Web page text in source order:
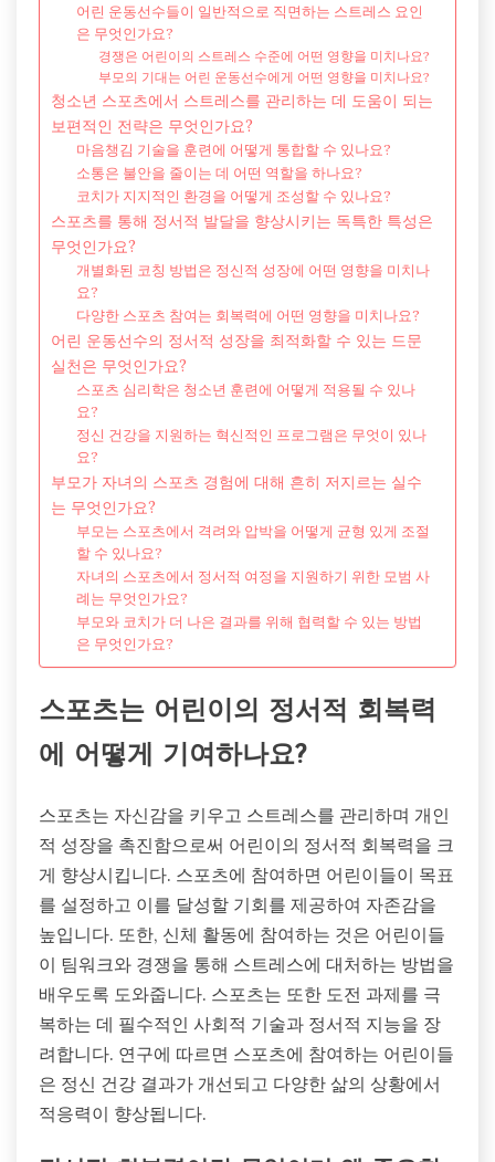
어린 운동선수들이 일반적으로 직면하는 스트레스 요인
은 무엇인가요?
경쟁은 어린이의 스트레스 수준에 어떤 영향을 미치나요?
부모의 기대는 어린 운동선수에게 어떤 영향을 미치나요?
청소년 스포츠에서 스트레스를 관리하는 데 도움이 되는
보편적인 전략은 무엇인가요?
마음챙김 기술을 훈련에 어떻게 통합할 수 있나요?
소통은 불안을 줄이는 데 어떤 역할을 하나요?
코치가 지지적인 환경을 어떻게 조성할 수 있나요?
스포츠를 통해 정서적 발달을 향상시키는 독특한 특성은
무엇인가요?
개별화된 코칭 방법은 정신적 성장에 어떤 영향을 미치나
요?
다양한 스포츠 참여는 회복력에 어떤 영향을 미치나요?
어린 운동선수의 정서적 성장을 최적화할 수 있는 드문
실천은 무엇인가요?
스포츠 심리학은 청소년 훈련에 어떻게 적용될 수 있나
요?
정신 건강을 지원하는 혁신적인 프로그램은 무엇이 있나
요?
부모가 자녀의 스포츠 경험에 대해 흔히 저지르는 실수
는 무엇인가요?
부모는 스포츠에서 격려와 압박을 어떻게 균형 있게 조절
할 수 있나요?
자녀의 스포츠에서 정서적 여정을 지원하기 위한 모범 사
례는 무엇인가요?
부모와 코치가 더 나은 결과를 위해 협력할 수 있는 방법
은 무엇인가요?
스포츠는 어린이의 정서적 회복력
에 어떻게 기여하나요?
스포츠는 자신감을 키우고 스트레스를 관리하며 개인
적 성장을 촉진함으로써 어린이의 정서적 회복력을 크
게 향상시킵니다. 스포츠에 참여하면 어린이들이 목표
를 설정하고 이를 달성할 기회를 제공하여 자존감을
높입니다. 또한, 신체 활동에 참여하는 것은 어린이들
이 팀워크와 경쟁을 통해 스트레스에 대처하는 방법을
배우도록 도와줍니다. 스포츠는 또한 도전 과제를 극
복하는 데 필수적인 사회적 기술과 정서적 지능을 장
려합니다. 연구에 따르면 스포츠에 참여하는 어린이들
은 정신 건강 결과가 개선되고 다양한 삶의 상황에서
적응력이 향상됩니다.